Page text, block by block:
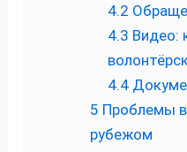
4.2
4.3 Видео:
4.4
5 Проблемы
рубежом